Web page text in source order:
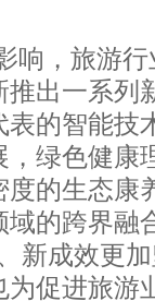
响，旅游
出一系列
表的智能技
绿色健康
的生态康
的跨界融
新成效更
促进旅游